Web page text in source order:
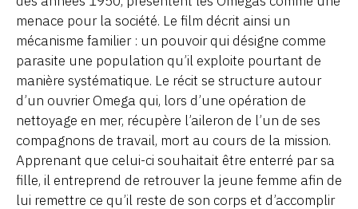
menace pour la société. Le film décrit ainsi un
mécanisme familier : un pouvoir qui désigne comme
parasite une population qu’il exploite pourtant de
manière systématique. Le récit se structure autour
d’un ouvrier Omega qui, lors d’une opération de
nettoyage en mer, récupère l’aileron de l’un de ses
compagnons de travail, mort au cours de la mission.
Apprenant que celui-ci souhaitait être enterré par sa
fille, il entreprend de retrouver la jeune femme afin de
lui remettre ce qu’il reste de son corps et d’accomplir